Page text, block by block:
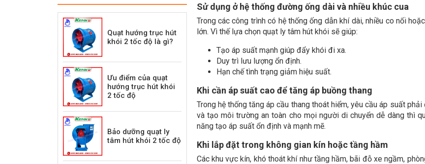
Quạt hướng trục hút
khói 2 tốc độ là gì?
Ưu điểm của quạt
hướng trục hút khói
2 tốc độ
Bảo dưỡng quạt ly
tâm hút khói 2 tốc độ
Sử dụng ở hệ thống đường ống dài và nhiều khúc cua
Trong các công trình có hệ thống ống dẫn khí dài, nhiều co nối
lớn. Vì thế lựa chọn quạt ly tâm hút khói sẽ giúp:
Tạo áp suất mạnh giúp đẩy khói đi xa.
Duy trì lưu lượng ổn định.
Hạn chế tình trạng giảm hiệu suất.
Khi cần áp suất cao để tăng áp buồng thang
Trong hệ thống tăng áp cầu thang thoát hiểm, yêu cầu áp suất
và tạo môi trường an toàn cho mọi người di chuyển dễ dàng thì
năng tạo áp suất ổn định và mạnh mẽ.
Khi lắp đặt trong không gian kín hoặc tầng hầm
Các khu vực kín, khó thoát khí như tầng hầm, bãi đỗ xe ngầm,